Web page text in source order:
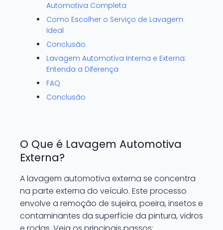
Automotiva Completa
Como Escolher o Serviço de Lavagem
Ideal
Conclusão
Lavagem Automotiva Interna e Externa:
Entenda a Diferença
FAQ
Conclusão
O Que é Lavagem Automotiva
Externa?
A lavagem automotiva externa se concentra
na parte externa do veículo. Este processo
envolve a remoção de sujeira, poeira, insetos e
contaminantes da superfície da pintura, vidros